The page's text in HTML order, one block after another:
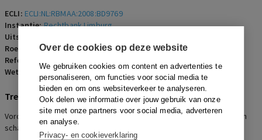
Over de cookies op deze website
We gebruiken cookies om content en advertenties te
personaliseren, om functies voor social media te
bieden en om ons websiteverkeer te analyseren.
Ook delen we informatie over jouw gebruik van onze
site met onze partners voor social media, adverteren
en analyse.
Privacy- en cookieverklaring
ECLI: ECLI:NL:RBMAA:2008:BD9769
Instantie:Rechtbank Limburg
Uitspraakdatum:
Roepnaam:ECLI:NL:RBMAA:2008:BD9769
Referentienummer:
Wetsartikelen:6:162 BW
Trefwoorden
Vordering schadevergoeding onjuist indeling FPU afgewezen, Geen
schade